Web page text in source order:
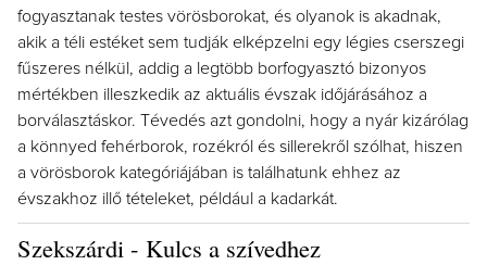
fogyasztanak testes vörösborokat, és olyanok is akadnak,
akik a téli estéket sem tudják elképzelni egy légies cserszegi
fűszeres nélkül, addig a legtöbb borfogyasztó bizonyos
mértékben illeszkedik az aktuális évszak időjárásához a
borválasztáskor. Tévedés azt gondolni, hogy a nyár kizárólag
a könnyed fehérborok, rozékról és sillerekről szólhat, hiszen
a vörösborok kategóriájában is találhatunk ehhez az
évszakhoz illő tételeket, például a kadarkát.
Szekszárdi - Kulcs a szívedhez